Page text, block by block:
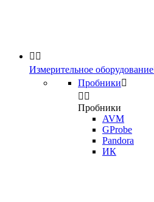
 
Измерительное оборудование
Пробники
 
Пробники
AVM
GProbe
Pandora
ИК